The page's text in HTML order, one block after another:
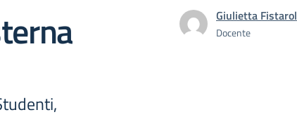
Giulietta Fistarol
Docente